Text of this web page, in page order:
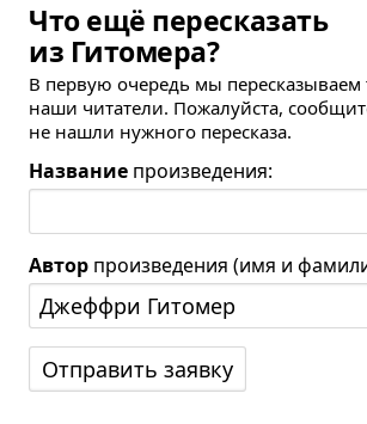
Что ещё пересказать
из Гитомера?
В первую очередь мы пересказываем
наши читатели. Пожалуйста,
не нашли нужного пересказа.
Название произведения:
Автор произведения (имя и